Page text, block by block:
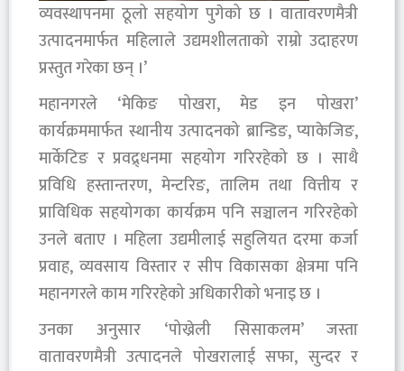
व्यवस्थापनमा ठूलो सहयोग पुगेको छ । वातावरणमैत्री
उत्पादनमार्फत महिलाले उद्यमशीलताको राम्रो उदाहरण
प्रस्तुत गरेका छन् ।’
महानगरले ‘मेकिङ पोखरा, मेड इन पोखरा’
कार्यक्रममार्फत स्थानीय उत्पादनको ब्रान्डिङ, प्याकेजिङ,
मार्केटिङ र प्रवद्र्धनमा सहयोग गरिरहेको छ । साथै
प्रविधि हस्तान्तरण, मेन्टरिङ, तालिम तथा वित्तीय र
प्राविधिक सहयोगका कार्यक्रम पनि सञ्चालन गरिरहेको
उनले बताए । महिला उद्यमीलाई सहुलियत दरमा कर्जा
प्रवाह, व्यवसाय विस्तार र सीप विकासका क्षेत्रमा पनि
महानगरले काम गरिरहेको अधिकारीको भनाइ छ ।
उनका अनुसार ‘पोख्रेली सिसाकलम’ जस्ता
वातावरणमैत्री उत्पादनले पोखरालाई सफा, सुन्दर र